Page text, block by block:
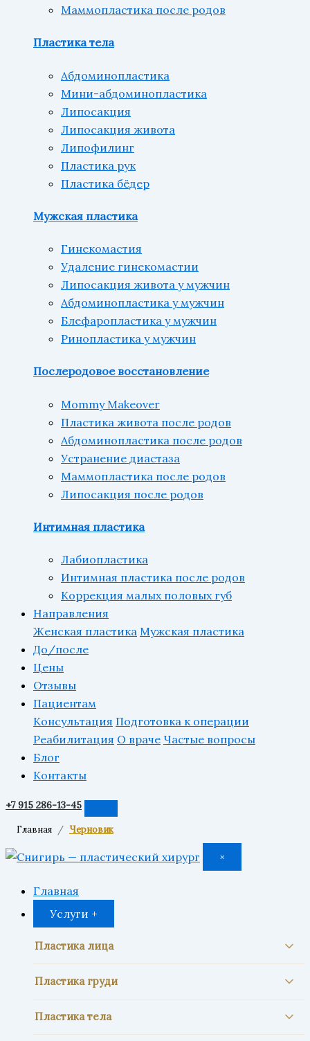
Маммопластика после родов
Пластика тела
Абдоминопластика
Мини-абдоминопластика
Липосакция
Липосакция живота
Липофилинг
Пластика рук
Пластика бёдер
Мужская пластика
Гинекомастия
Удаление гинекомастии
Липосакция живота у мужчин
Абдоминопластика у мужчин
Блефаропластика у мужчин
Ринопластика у мужчин
Послеродовое восстановление
Mommy Makeover
Пластика живота после родов
Абдоминопластика после родов
Устранение диастаза
Маммопластика после родов
Липосакция после родов
Интимная пластика
Лабиопластика
Интимная пластика после родов
Коррекция малых половых губ
Направления
Женская пластика Мужская пластика
До/после
Цены
Отзывы
Пациентам
Консультация Подготовка к операции
Реабилитация О враче Частые вопросы
Блог
Контакты
+7 915 286-13-45
Главная Черновик
×
Главная
Услуги +
Пластика лица
Блефаропластика
Верхняя блефаропластика
Пластика груди
Увеличение груди
Подтяжка груди
Пластика тела